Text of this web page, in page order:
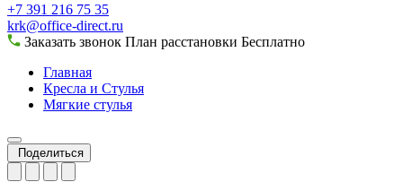
+7 391 216 75 35
krk@office-direct.ru
Заказать звонок План расстановки Бесплатно
Главная
Кресла и Стулья
Мягкие стулья
Поделиться